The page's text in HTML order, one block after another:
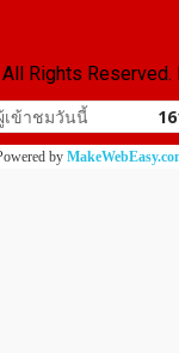
Rights Reserved.
เข้าชมวันนี้
by